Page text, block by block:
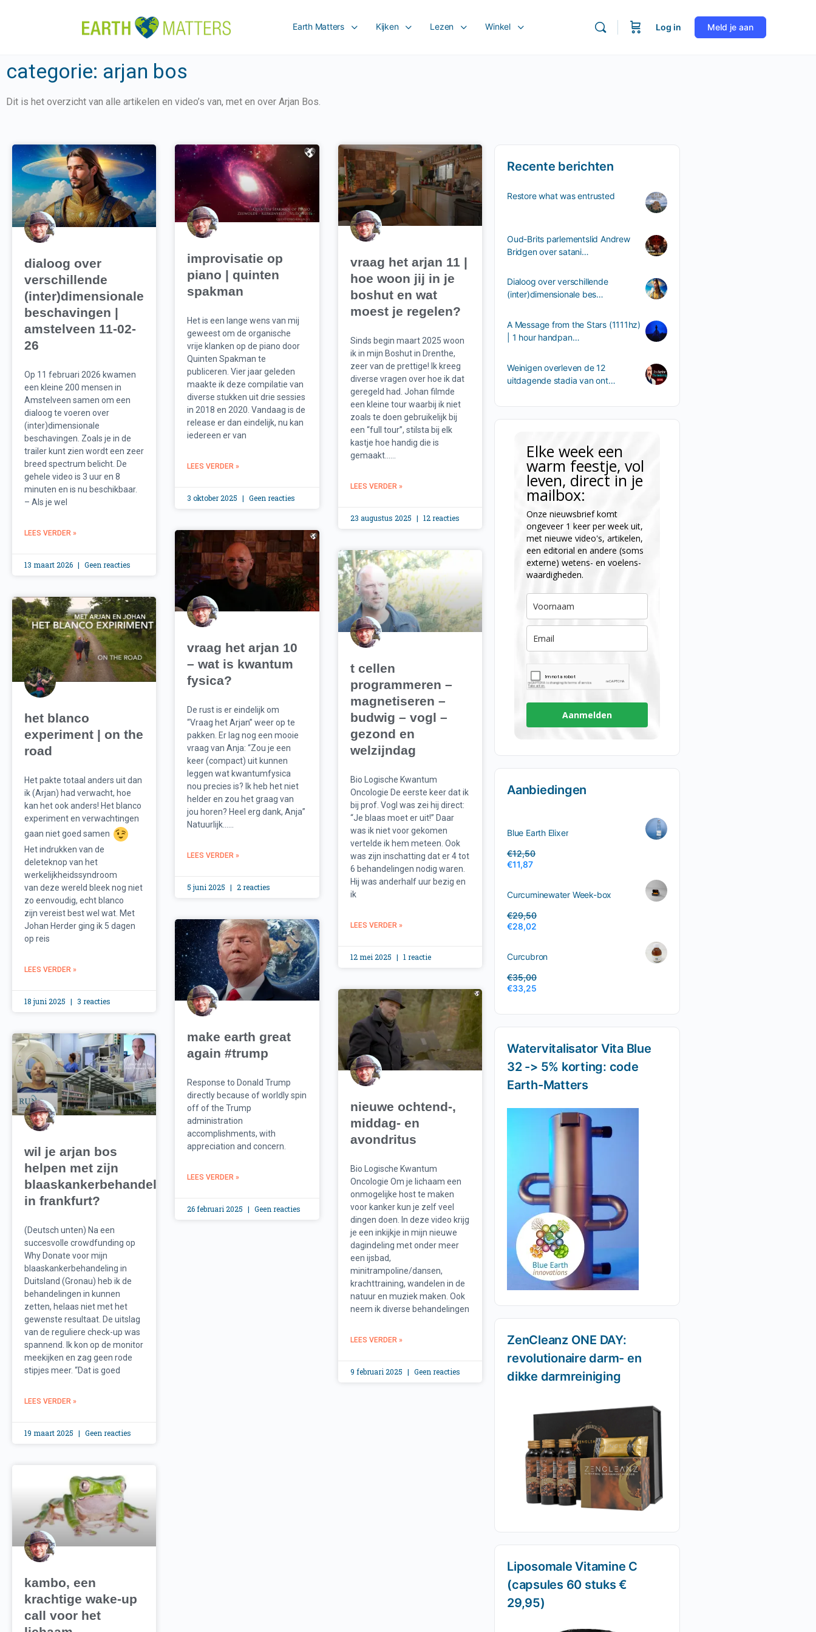
Earth Matters Kijken Lezen Winkel Log in Meld je aan
categorie: arjan bos
Dit is het overzicht van alle artikelen en video’s van, met en over Arjan Bos.
dialoog over
verschillende
(inter)dimensionale
beschavingen |
amstelveen 11-02-
26
Op 11 februari 2026 kwamen
een kleine 200 mensen in
Amstelveen samen om een
dialoog te voeren over
(inter)dimensionale
beschavingen. Zoals je in de
trailer kunt zien wordt een zeer
breed spectrum belicht. De
gehele video is 3 uur en 8
minuten en is nu beschikbaar.
– Als je wel
LEES VERDER »
13 maart 2026 Geen reacties
improvisatie op
piano | quinten
spakman
Het is een lange wens van mij
geweest om de organische
vrije klanken op de piano door
Quinten Spakman te
publiceren. Vier jaar geleden
maakte ik deze compilatie van
diverse stukken uit drie sessies
in 2018 en 2020. Vandaag is de
release er dan eindelijk, nu kan
iedereen er van
LEES VERDER »
3 oktober 2025 Geen reacties
vraag het arjan 11 |
hoe woon jij in je
boshut en wat
moest je regelen?
Sinds begin maart 2025 woon
ik in mijn Boshut in Drenthe,
zeer van de prettige! Ik kreeg
diverse vragen over hoe ik dat
geregeld had. Johan filmde
een kleine tour waarbij ik niet
zoals te doen gebruikelijk bij
een “full tour”, stilsta bij elk
kastje hoe handig die is
gemaakt…...
LEES VERDER »
23 augustus 2025 12 reacties
het blanco
experiment | on the
road
Het pakte totaal anders uit dan
ik (Arjan) had verwacht, hoe
kan het ook anders! Het blanco
experiment en verwachtingen
gaan niet goed samen
Het indrukken van de
deleteknop van het
werkelijkheidssyndroom
van deze wereld bleek nog niet
zo eenvoudig, echt blanco
zijn vereist best wel wat. Met
Johan Herder ging ik 5 dagen
op reis
LEES VERDER »
18 juni 2025 3 reacties
vraag het arjan 10
– wat is kwantum
fysica?
De rust is er eindelijk om
“Vraag het Arjan” weer op te
pakken. Er lag nog een mooie
vraag van Anja: “Zou je een
keer (compact) uit kunnen
leggen wat kwantumfysica
nou precies is? Ik heb het niet
helder en zou het graag van
jou horen? Heel erg dank, Anja”
Natuurlijk…...
LEES VERDER »
5 juni 2025 2 reacties
t cellen
programmeren –
magnetiseren –
budwig – vogl –
gezond en
welzijndag
Bio Logische Kwantum
Oncologie De eerste keer dat ik
bij prof. Vogl was zei hij direct:
“Je blaas moet er uit!” Daar
was ik niet voor gekomen
vertelde ik hem meteen. Ook
was zijn inschatting dat er 4 tot
6 behandelingen nodig waren.
Hij was anderhalf uur bezig en
ik
LEES VERDER »
12 mei 2025 1 reactie
wil je arjan bos
helpen met zijn
blaaskankerbehandeling
in frankfurt?
(Deutsch unten) Na een
succesvolle crowdfunding op
Why Donate voor mijn
blaaskankerbehandeling in
Duitsland (Gronau) heb ik de
behandelingen in kunnen
zetten, helaas niet met het
gewenste resultaat. De uitslag
van de reguliere check-up was
spannend. Ik kon op de monitor
meekijken en zag geen rode
stipjes meer. “Dat is goed
LEES VERDER »
19 maart 2025 Geen reacties
make earth great
again #trump
Response to Donald Trump
directly because of worldly spin
off of the Trump
administration
accomplishments, with
appreciation and concern.
LEES VERDER »
26 februari 2025 Geen reacties
nieuwe ochtend-,
middag- en
avondritus
Bio Logische Kwantum
Oncologie Om je lichaam een
onmogelijke host te maken
voor kanker kun je zelf veel
dingen doen. In deze video krijg
je een inkijkje in mijn nieuwe
dagindeling met onder meer
een ijsbad,
minitrampoline/dansen,
krachttraining, wandelen in de
natuur en muziek maken. Ook
neem ik diverse behandelingen
LEES VERDER »
9 februari 2025 Geen reacties
kambo, een
krachtige wake-up
call voor het
Recente berichten
Restore what was entrusted
Oud-Brits parlementslid Andrew
Bridgen over satani…
Dialoog over verschillende
(inter)dimensionale bes…
A Message from the Stars (1111hz)
| 1 hour handpan…
Weinigen overleven de 12
uitdagende stadia van ont…
Elke week een
warm feestje, vol
leven, direct in je
mailbox:
Onze nieuwsbrief komt
ongeveer 1 keer per week uit,
met nieuwe video's, artikelen,
een editorial en andere (soms
externe) wetens- en voelens-
waardigheden.
Aanmelden
Aanbiedingen
Blue Earth Elixer
€12,50
€11,87
Curcuminewater Week-box
€29,50
€28,02
Curcubron
€35,00
€33,25
Watervitalisator Vita Blue
32 -> 5% korting: code
Earth-Matters
ZenCleanz ONE DAY:
revolutionaire darm- en
dikke darmreiniging
Liposomale Vitamine C
(capsules 60 stuks €
29,95)